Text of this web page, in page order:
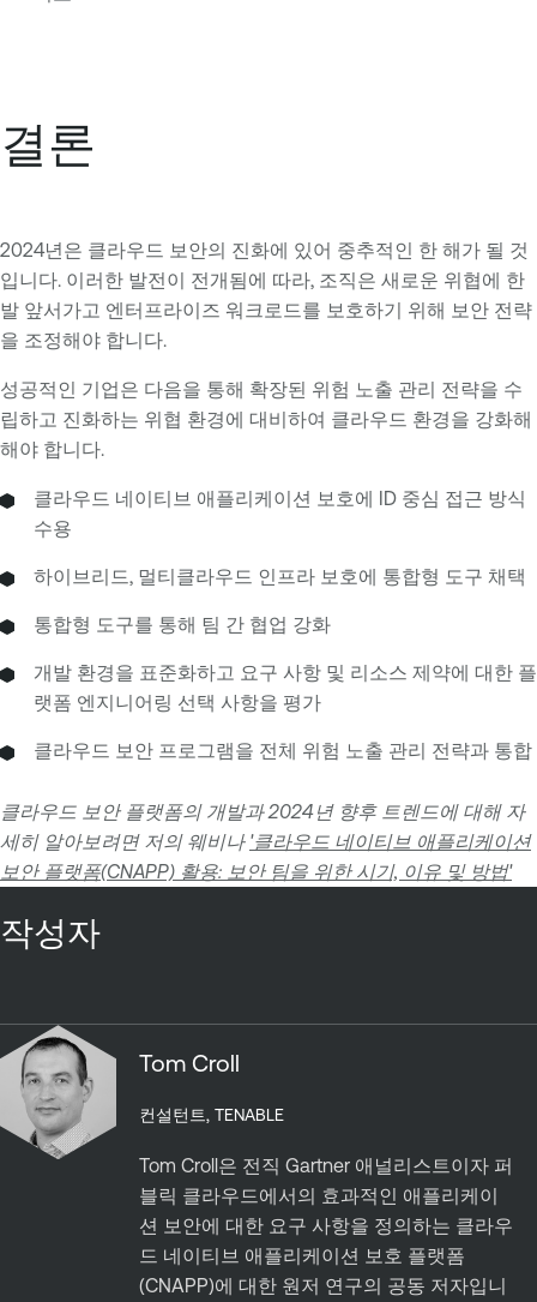
결론
2024년은 클라우드 보안의 진화에 있어 중추적인 한 해가 될 것
입니다. 이러한 발전이 전개됨에 따라, 조직은 새로운 위협에 한
발 앞서가고 엔터프라이즈 워크로드를 보호하기 위해 보안 전략
을 조정해야 합니다.
성공적인 기업은 다음을 통해 확장된 위험 노출 관리 전략을 수
립하고 진화하는 위협 환경에 대비하여 클라우드 환경을 강화해
해야 합니다.
클라우드 네이티브 애플리케이션 보호에 ID 중심 접근 방식
수용
하이브리드, 멀티클라우드 인프라 보호에 통합형 도구 채택
통합형 도구를 통해 팀 간 협업 강화
개발 환경을 표준화하고 요구 사항 및 리소스 제약에 대한 플
랫폼 엔지니어링 선택 사항을 평가
클라우드 보안 프로그램을 전체 위험 노출 관리 전략과 통합
클라우드 보안 플랫폼의 개발과 2024년 향후 트렌드에 대해 자
세히 알아보려면 저의 웨비나 '클라우드 네이티브 애플리케이션
보안 플랫폼(CNAPP) 활용: 보안 팀을 위한 시기, 이유 및 방법'
작성자
Tom Croll
컨설턴트, TENABLE
Tom Croll은 전직 Gartner 애널리스트이자 퍼
블릭 클라우드에서의 효과적인 애플리케이
션 보안에 대한 요구 사항을 정의하는 클라우
드 네이티브 애플리케이션 보호 플랫폼
(CNAPP)에 대한 원저 연구의 공동 저자입니